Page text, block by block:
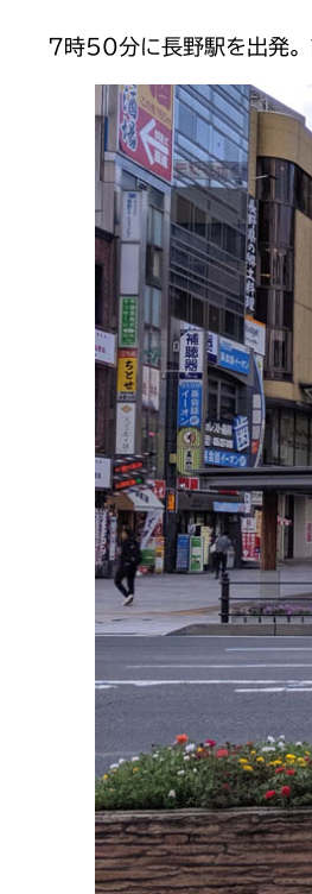
7時50分に長野駅を出発。